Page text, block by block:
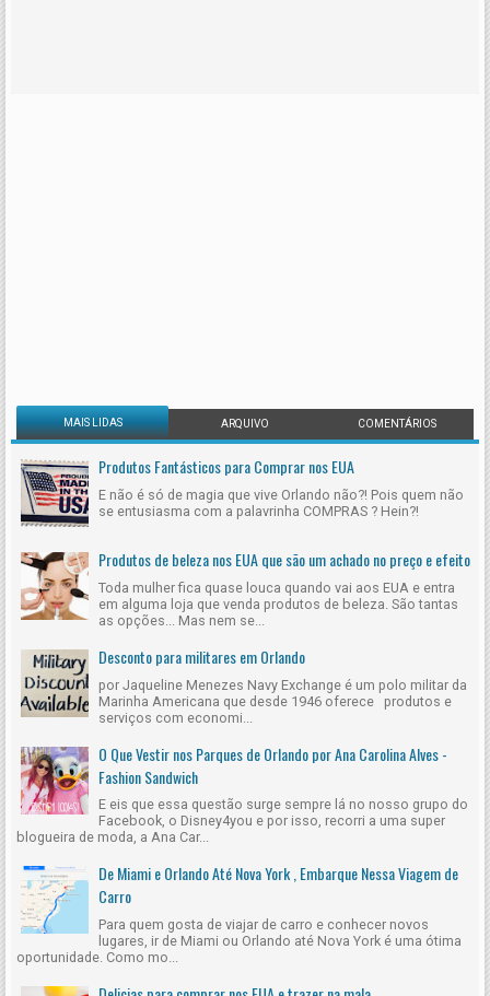
MAIS LIDAS ARQUIVO COMENTÁRIOS
Produtos Fantásticos para Comprar nos EUA
E não é só de magia que vive Orlando não?! Pois quem não
se entusiasma com a palavrinha COMPRAS ? Hein?!
Produtos de beleza nos EUA que são um achado no preço e efeito
Toda mulher fica quase louca quando vai aos EUA e entra
em alguma loja que venda produtos de beleza. São tantas
as opções... Mas nem se...
Desconto para militares em Orlando
por Jaqueline Menezes Navy Exchange é um polo militar da
Marinha Americana que desde 1946 oferece produtos e
serviços com economi...
O Que Vestir nos Parques de Orlando por Ana Carolina Alves -
Fashion Sandwich
E eis que essa questão surge sempre lá no nosso grupo do
Facebook, o Disney4you e por isso, recorri a uma super
blogueira de moda, a Ana Car...
De Miami e Orlando Até Nova York , Embarque Nessa Viagem de
Carro
Para quem gosta de viajar de carro e conhecer novos
lugares, ir de Miami ou Orlando até Nova York é uma ótima
oportunidade. Como mo...